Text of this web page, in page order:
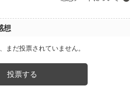
想
まだ投票されていません。
投票する